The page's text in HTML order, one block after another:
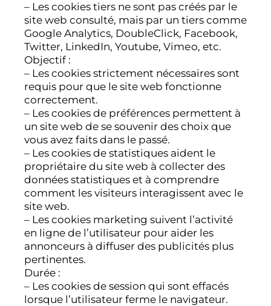
– Les cookies tiers ne sont pas créés par le
site web consulté, mais par un tiers comme
Google Analytics, DoubleClick, Facebook,
Twitter, LinkedIn, Youtube, Vimеo, etc.
Objectif :
– Les cookies strictement nécessaires sont
requis pour que le site web fonctionne
correctement.
– Les cookies de préférences permettent à
un site web de se souvenir des choix que
vous avez faits dans le passé.
– Les cookies de statistiques aident le
propriétaire du site web à collecter des
données statistiques et à comprendre
comment les visiteurs interagissent avec le
site web.
– Les cookies marketing suivent l’activité
en ligne de l’utilisateur pour aider les
annonceurs à diffuser des publicités plus
pertinentes.
Durée :
– Les cookies de session qui sont effacés
lorsque l’utilisateur ferme le navigateur.